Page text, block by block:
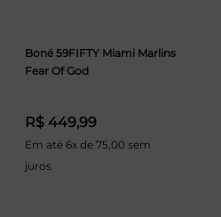
Boné 59FIFTY Miami Marlins
Fear Of God
R$ 449,99
Em até 6x de 75,00 sem
juros